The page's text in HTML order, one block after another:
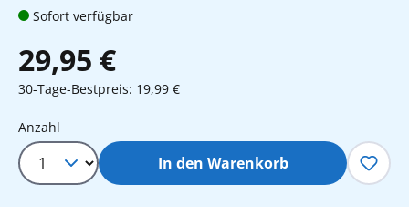
Sofort verfügbar
29,95 €
30-Tage-Bestpreis: 19,99 €
Produkt Anzahl: Gib den
Anzahl
In den Warenkorb